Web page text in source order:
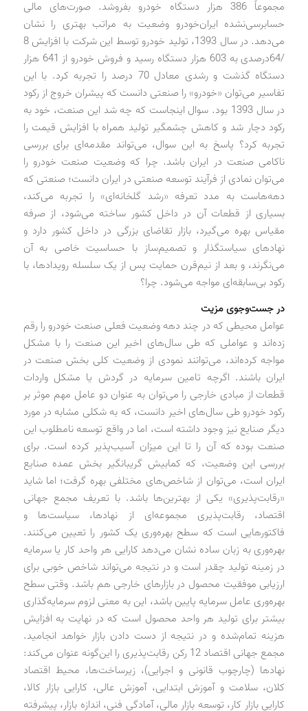
مجموعاً 386 هزار دستگاه خودرو بفروشد. صورت‌های مالی
حسابرسی‌نشده ایران‌خودرو وضعیت به مراتب بهتری را نشان
می‌دهد. در سال 1393، تولید خودرو توسط این شرکت با افزایش 8
/64‌درصدی به 603 هزار دستگاه رسید و فروش خودرو از 641 هزار
دستگاه گذشت و رشدی معادل 70 درصد را تجربه کرد. با این
تفاسیر می‌توان «خودرو» را صنعتی دانست که پیشران خروج از رکود
در سال 1393 بود. سوال اینجاست که چه شد این صنعت، خود به
رکود دچار شد و کاهش چشمگیر تولید همراه با افزایش قیمت را
تجربه کرد؟ پاسخ به این سوال، می‌تواند مقدمه‌ای برای بررسی
ناکامی صنعت در ایران باشد. چرا که وضعیت صنعت خودرو را
می‌توان نمادی از فرآیند توسعه صنعتی در ایران دانست؛ صنعتی که
دهه‌هاست به مدد تعرفه «رشد گلخانه‌ای» را تجربه می‌کند،
بسیاری از قطعات آن در داخل کشور ساخته می‌شود، از صرفه
مقیاس بهره می‌گیرد، بازار تقاضای بزرگی در داخل کشور دارد و
نهادهای سیاستگذار و تصمیم‌ساز با حساسیت خاصی به آن
می‌نگرند، و بعد از نیم‌قرن حمایت پس از یک ‌سلسله رویدادها، با
رکود بی‌سابقه‌ای مواجه می‌شود. چرا؟
در جست‌وجوی مزیت
عوامل محیطی که در چند دهه وضعیت فعلی صنعت خودرو را رقم
زده‌اند و عواملی که طی سال‌های اخیر این صنعت را با مشکل
مواجه کرده‌اند، می‌توانند نمودی از وضعیت کلی بخش صنعت در
ایران باشند. اگرچه تامین سرمایه در گردش یا مشکل واردات
قطعات از مبادی خارجی را می‌توان به عنوان دو عامل مهم موثر بر
رکود خودرو طی سال‌های اخیر دانست، که به شکلی مشابه در مورد
دیگر صنایع نیز وجود داشته است، اما در واقع توسعه نامطلوب این
صنعت بوده که آن را تا این میزان آسیب‌پذیر کرده است. برای
بررسی این وضعیت، که کمابیش گریبانگیر بخش عمده صنایع
ایران است، می‌توان از شاخص‌های مختلفی بهره گرفت؛ اما شاید
«رقابت‌پذیری» یکی از بهترین‌ها باشد. با تعریف مجمع جهانی
اقتصاد، رقابت‌پذیری مجموعه‌ای از نهادها، سیاست‌ها و
فاکتورهایی است که سطح بهره‌وری یک کشور را تعیین می‌کنند.
بهره‌وری به زبان ساده نشان می‌دهد کارایی هر واحد کار یا سرمایه
در زمینه تولید چقدر است و در نتیجه می‌تواند شاخص خوبی برای
ارزیابی موفقیت محصول در بازارهای خارجی هم باشد. وقتی سطح
بهره‌وری عامل سرمایه پایین باشد، این به معنی لزوم سرمایه‌گذاری
بیشتر برای تولید هر واحد محصول است که در نهایت به افزایش
هزینه تمام‌شده و در نتیجه از دست دادن بازار خواهد انجامید.
مجمع جهانی اقتصاد 12 رکن رقابت‌پذیری را این‌گونه عنوان می‌کند:
نهادها (چارچوب قانونی و اجرایی)، زیرساخت‌ها، محیط اقتصاد
کلان، سلامت و آموزش ابتدایی، آموزش عالی، کارایی بازار کالا،
کارایی بازار کار، توسعه بازار مالی، آمادگی فنی، اندازه بازار، پیشرفته